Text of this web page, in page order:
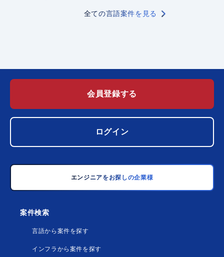
全ての言語案件を見る
会員登録する
ログイン
エンジニアをお探しの企業様
案件検索
言語から案件を探す
インフラから案件を探す